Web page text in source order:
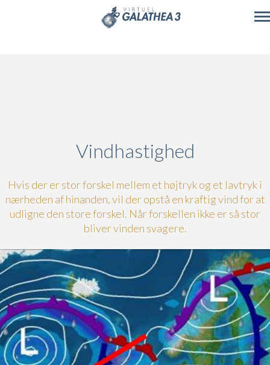
Vindhastighed
Hvis der er stor forskel mellem et højtryk og et lavtryk i
nærheden af hinanden, vil der opstå en kraftig vind for at
udligne den store forskel. Når forskellen ikke er så stor
bliver vinden svagere.